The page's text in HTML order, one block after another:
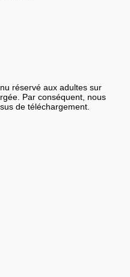
réservé aux adultes sur
Par conséquent, nous
de téléchargement.